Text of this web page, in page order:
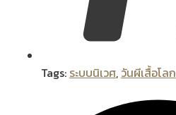
Tags: ระบบนิเวศ, วันผีเสื้อโลก